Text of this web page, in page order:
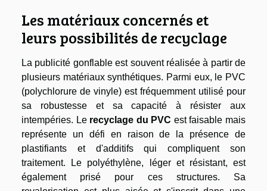
Les matériaux concernés et
leurs possibilités de recyclage
La publicité gonflable est souvent réalisée à partir de
plusieurs matériaux synthétiques. Parmi eux, le PVC
(polychlorure de vinyle) est fréquemment utilisé pour
sa robustesse et sa capacité à résister aux
intempéries. Le recyclage du PVC est faisable mais
représente un défi en raison de la présence de
plastifiants et d'additifs qui compliquent son
traitement. Le polyéthylène, léger et résistant, est
également prisé pour ces structures. Sa